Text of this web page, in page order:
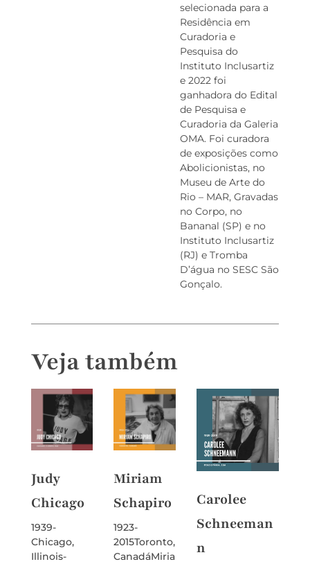
selecionada para a
Residência em
Curadoria e
Pesquisa do
Instituto Inclusartiz
e 2022 foi
ganhadora do Edital
de Pesquisa e
Curadoria da Galeria
OMA. Foi curadora
de exposições como
Abolicionistas, no
Museu de Arte do
Rio – MAR, Gravadas
no Corpo, no
Bananal (SP) e no
Instituto Inclusartiz
(RJ) e Tromba
D’água no SESC São
Gonçalo.
Veja também
Judy
Chicago
1939-
Chicago,
Illinois-
Miriam
Schapiro
1923-
2015Toronto,
CanadáMiria
Carolee
Schneeman
n